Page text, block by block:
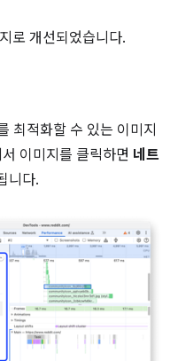
로 개선되었습니다.
최적화할 수 있는 이미지
이미지를 클릭하면 네트
니다.